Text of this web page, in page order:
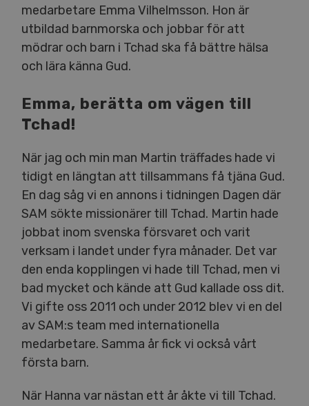
medarbetare Emma Vilhelmsson. Hon är
utbildad barnmorska och jobbar för att
mödrar och barn i Tchad ska få bättre hälsa
och lära känna Gud.
Emma, berätta om vägen till
Tchad!
När jag och min man Martin träffades hade vi
tidigt en längtan att tillsammans få tjäna Gud.
En dag såg vi en annons i tidningen Dagen där
SAM sökte missionärer till Tchad. Martin hade
jobbat inom svenska försvaret och varit
verksam i landet under fyra månader. Det var
den enda kopplingen vi hade till Tchad, men vi
bad mycket och kände att Gud kallade oss dit.
Vi gifte oss 2011 och under 2012 blev vi en del
av SAM:s team med internationella
medarbetare. Samma år fick vi också vårt
första barn.
När Hanna var nästan ett år åkte vi till Tchad.